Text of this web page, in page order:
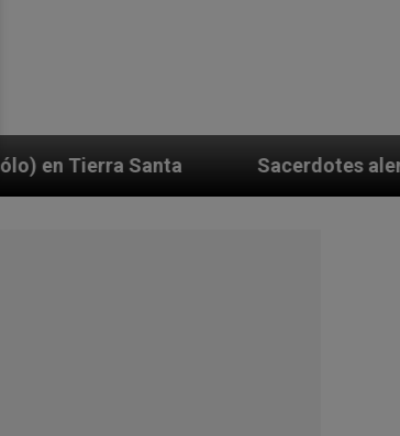
Sacerdotes alemanes fieles al Papa